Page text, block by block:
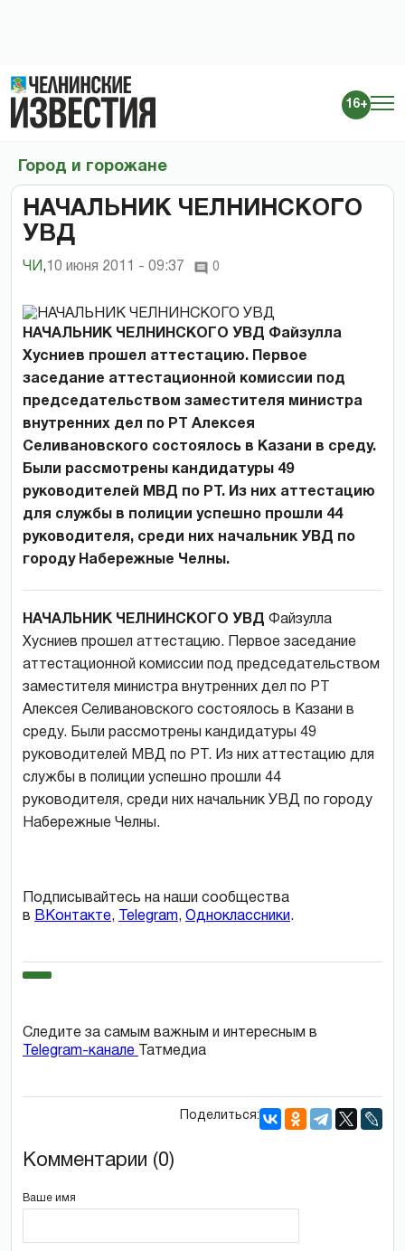
16+
Город и горожане
НАЧАЛЬНИК ЧЕЛНИНСКОГО
УВД
ЧИ , 10 июня 2011 - 09:37 0
НАЧАЛЬНИК ЧЕЛНИНСКОГО УВД Файзулла
Хусниев прошел аттестацию. Первое
заседание аттестационной комиссии под
председательством заместителя министра
внутренних дел по РТ Алексея
Селивановского состоялось в Казани в среду.
Были рассмотрены кандидатуры 49
руководителей МВД по РТ. Из них аттестацию
для службы в полиции успешно прошли 44
руководителя, среди них начальник УВД по
городу Набережные Челны.
НАЧАЛЬНИК ЧЕЛНИНСКОГО УВД Файзулла
Хусниев прошел аттестацию. Первое заседание
аттестационной комиссии под председательством
заместителя министра внутренних дел по РТ
Алексея Селивановского состоялось в Казани в
среду. Были рассмотрены кандидатуры 49
руководителей МВД по РТ. Из них аттестацию для
службы в полиции успешно прошли 44
руководителя, среди них начальник УВД по городу
Набережные Челны.
Подписывайтесь на наши сообщества
в ВКонтакте, Telegram, Одноклассники.
Следите за самым важным и интересным в
Telegram-канале
Татмедиа
Поделиться:
Комментарии (0)
Ваше имя